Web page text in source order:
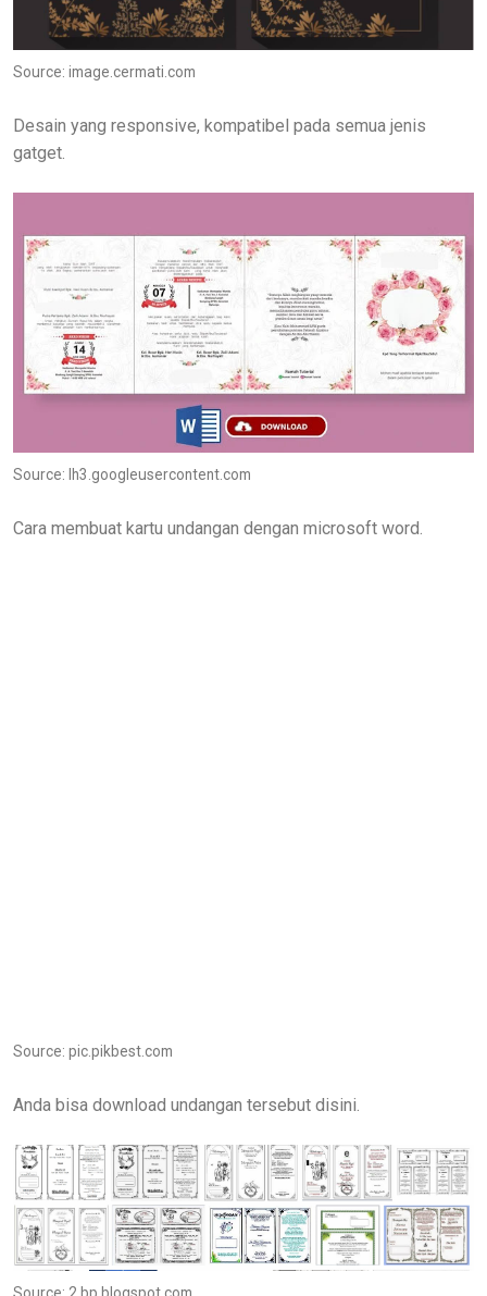
Source: image.cermati.com
Desain yang responsive, kompatibel pada semua jenis
gatget.
Source: lh3.googleusercontent.com
Cara membuat kartu undangan dengan microsoft word.
Source: pic.pikbest.com
Anda bisa download undangan tersebut disini.